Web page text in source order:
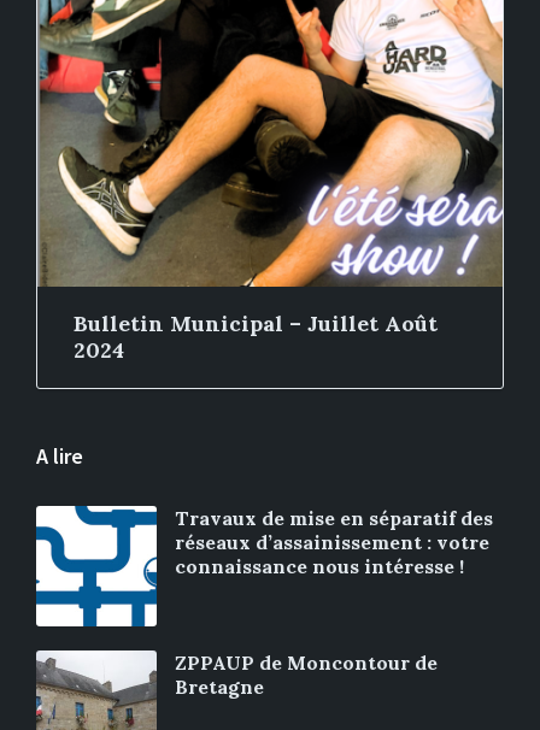
Bulletin Municipal – Juillet Août
2024
A lire
Travaux de mise en séparatif des
réseaux d’assainissement : votre
connaissance nous intéresse !
ZPPAUP de Moncontour de
Bretagne